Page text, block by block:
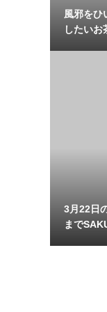
風邪をひ
したいお
3月22日
まで